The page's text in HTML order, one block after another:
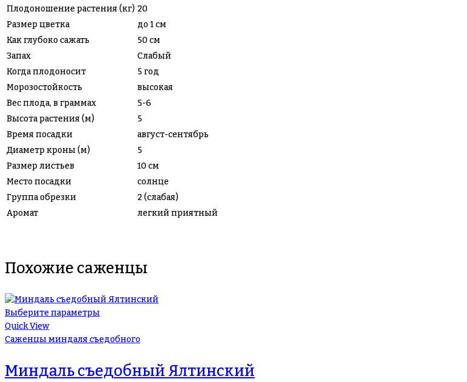
Плодоношение растения (кг) 20
Размер цветка
до 1 см
Как глубоко сажать
50 см
Запах
Слабый
Когда плодоносит
5 год
Морозостойкость
высокая
Вес плода, в граммах
5-6
Высота растения (м)
5
Время посадки
август-сентябрь
Диаметр кроны (м)
5
Размер листьев
10 см
Место посадки
солнце
Группа обрезки
2 (слабая)
Аромат
легкий приятный
Похожие саженцы
Выберите параметры
Quick View
Саженцы миндаля съедобного
Миндаль съедобный Ялтинский